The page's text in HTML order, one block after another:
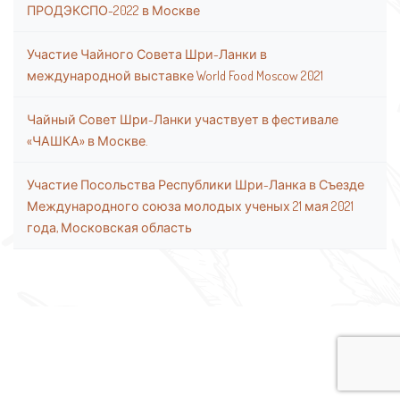
ПРОДЭКСПО-2022 в Москве
Участие Чайного Совета Шри-Ланки в
международной выставке World Food Moscow 2021
Чайный Совет Шри-Ланки участвует в фестивале
«ЧАШКА» в Москве.
Участие Посольства Республики Шри-Ланка в Съезде
Международного союза молодых ученых 21 мая 2021
года, Московская область